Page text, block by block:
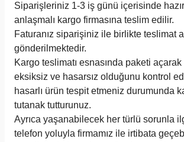
Siparişleriniz 1-3 iş günü içerisinde
anlaşmalı kargo firmasına teslim edilir.
Faturanız siparişiniz ile birlikte teslimat
gönderilmektedir.
Kargo teslimatı esnasında paketi
eksiksiz ve hasarsız olduğunu kontrol
hasarlı ürün tespit etmeniz durumunda
tutanak tutturunuz.
Ayrıca yaşanabilecek her türlü sorunla
telefon yoluyla firmamız ile irtibata